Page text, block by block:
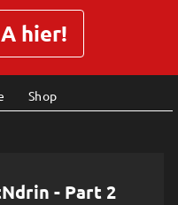
hier!
Shop
- Part 2